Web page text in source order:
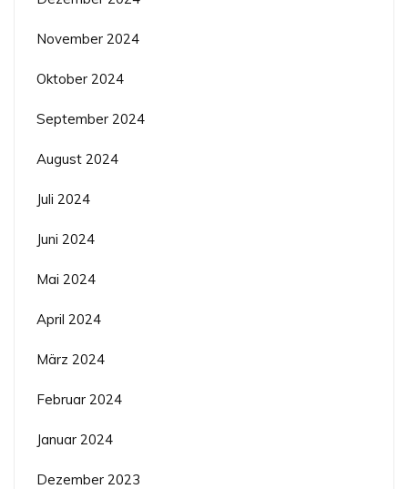
November 2024
Oktober 2024
September 2024
August 2024
Juli 2024
Juni 2024
Mai 2024
April 2024
März 2024
Februar 2024
Januar 2024
Dezember 2023